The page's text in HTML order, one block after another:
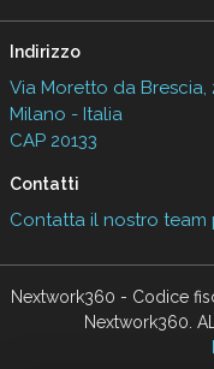
Indirizzo
Via Moretto da Brescia,
Milano - Italia
CAP 20133
Contatti
Contatta il nostro
Nextwork360 - Codice
Nextwork360.